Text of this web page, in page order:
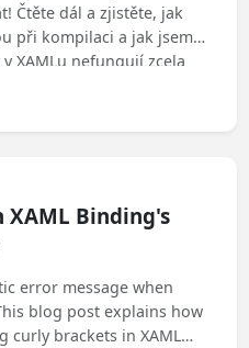
Čtěte dál a zjistěte, jak
při kompilaci a jak jsem
XAMLu nefungují zcela
si celý článek!"
XAML Binding's
error message when
blog post explains how
curly brackets in XAML